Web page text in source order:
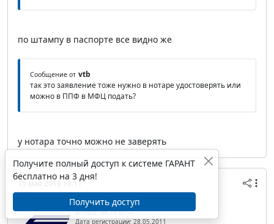
по штампу в паспорте все видно же
Сообщение от vtb
так это заявление тоже нужно в нотаре удостоверять или
можно в ППФ в МФЦ подать?
у нотара точно можно не заверять
15 мая 2019 10:11
vtb
IP/Host: 94.79.61.---
Дата регистрации: 28.05.2011
Получите полный доступ к системе ГАРАНТ
бесплатно на 3 дня!
Получить доступ